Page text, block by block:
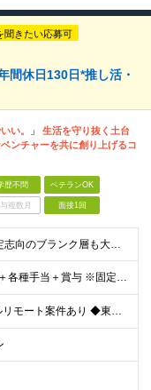
聞きたい応募可
間休日130日*推し活・
いい。」 生活を守り抜く土台
ンチャーを共に創り上げるコ
歴不問 ベテランOK
複数月 面接1回
【自信のない方や、安定志向のブランク層も大歓迎！】 ◆何らかのIT業界経験 システム開発、運用・保守の経験をお持ちの方（言語不問） ※経験年数が1〜2年程度と浅い方やブランクのある方も歓迎！ ◆学歴
◆月給35万円〜70万円＋各種手当＋賞与 ※固定残業代30時間分（30時間／月50,000円 ～ 100,000円）を含む。 超過分は別途全額支給します。 ※試用期間3ヵ月あり（期間中の給与の差異は
◆リモート率8割 ◆フルリモート案件あり ◆東京都、神奈川県、千葉県、埼玉県の各プロジェクト先 ＊ご自宅からのアクセス・通勤時間を最大限に考慮してアサインします。 ＊現在エンジニアの8割がフルリモー